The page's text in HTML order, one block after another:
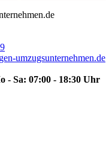
umzugsunternehmen.de
- Sa: 07:00 - 18:30 Uhr